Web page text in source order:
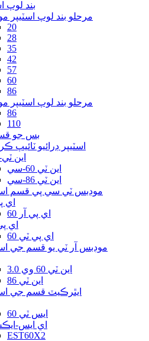
بند لوپ
2 مرحلو بند لوپ اسٽيپر
20
28
35
42
57
60
86
3 مرحلو بند لوپ اسٽيپر
86
110
بس جو
اسٽيپر ڊرائيو ٽائيپ
اين
اين ٽي 60-سي
اين ٽي 86-سي
موڊبس ٽي سي پي قسم
اي
اي پي آر 60
اي
اي پي ٽي 60
موڊبس آر ٽي يو قسم جي
اين ٽي 60 وي 3.0
اين ٽي 86
ايٿرڪيٽ قسم جي
ايس ٽي 60
اي ايس-
EST60X2